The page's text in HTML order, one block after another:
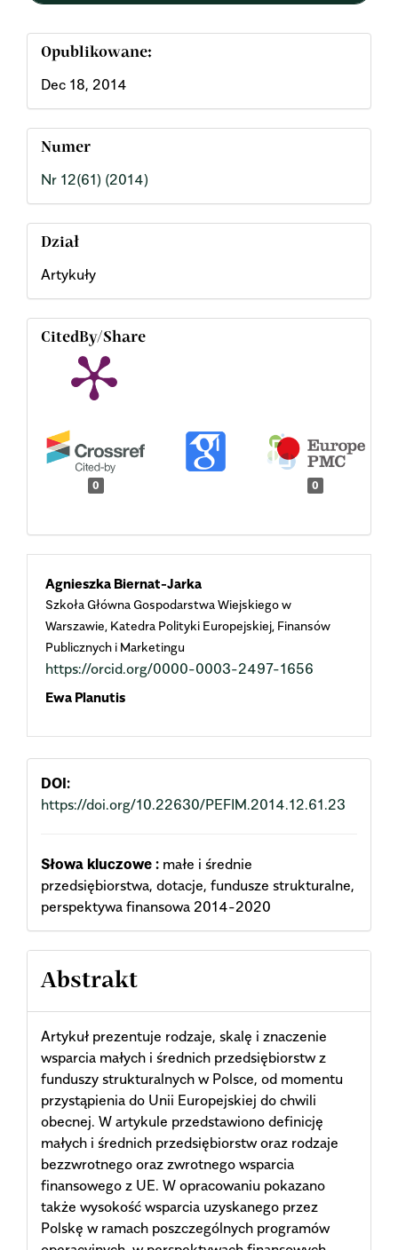
Opublikowane:
Dec 18, 2014
Numer
Nr 12(61) (2014)
Dział
Artykuły
CitedBy/Share
0 0
Main
Article
Content
Agnieszka Biernat-Jarka
Szkoła Główna Gospodarstwa Wiejskiego w
Warszawie, Katedra Polityki Europejskiej, Finansów
Publicznych i Marketingu
https://orcid.org/0000-0003-2497-1656
Ewa Planutis
DOI:
https://doi.org/10.22630/PEFIM.2014.12.61.23
Słowa kluczowe : małe i średnie
przedsiębiorstwa, dotacje, fundusze strukturalne,
perspektywa finansowa 2014-2020
Abstrakt
Artykuł prezentuje rodzaje, skalę i znaczenie
wsparcia małych i średnich przedsiębiorstw z
funduszy strukturalnych w Polsce, od momentu
przystąpienia do Unii Europejskiej do chwili
obecnej. W artykule przedstawiono definicję
małych i średnich przedsiębiorstw oraz rodzaje
bezzwrotnego oraz zwrotnego wsparcia
finansowego z UE. W opracowaniu pokazano
także wysokość wsparcia uzyskanego przez
Polskę w ramach poszczególnych programów